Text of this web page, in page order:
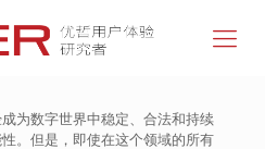
为数字世界中稳定、合法和持续
。但是，即使在这个领域的所有